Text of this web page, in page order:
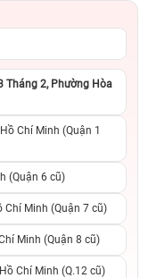
Tháng 2, Phường Hòa
Chí Minh (Quận 1
(Quận 6 cũ)
Chí Minh (Quận 7 cũ)
Minh (Quận 8 cũ)
Chí Minh (Q.12 cũ)